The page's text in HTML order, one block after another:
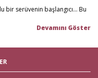
bir serüvenin başlangıcı... Bu
veren ve müşteri
veda partisi
en iyi fiyat ile satın